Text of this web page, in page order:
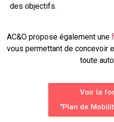
des objectifs.
AC&O propose également une
vous permettant de concevoir
toute
Voir la
"Plan de